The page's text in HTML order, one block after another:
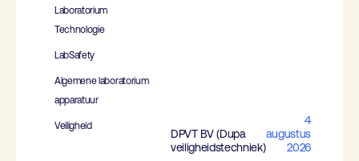
Laboratorium
Technologie
LabSafety
Algemene laboratorium
apparatuur
Veiligheid
DPVT BV (Dupa
veiligheidstechniek)
4
augustus
2026